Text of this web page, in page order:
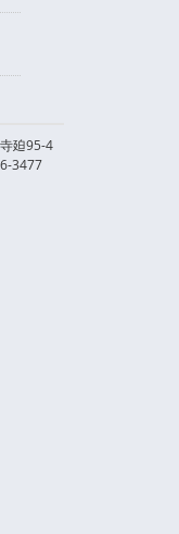
廹95-4
3477